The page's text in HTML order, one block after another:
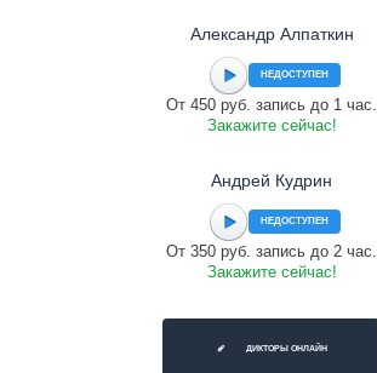
Александр Алпаткин
НЕДОСТУПЕН
От 450 руб. запись до 1 час.
Закажите сейчас!
Андрей Кудрин
НЕДОСТУПЕН
От 350 руб. запись до 2 час.
Закажите сейчас!
ДИКТОРЫ ОНЛАЙН